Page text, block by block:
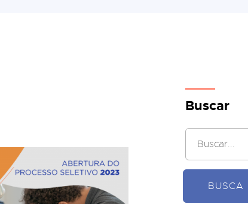
Buscar
BUSCA